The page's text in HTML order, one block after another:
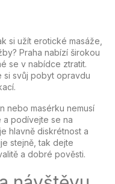
si užít erotické masáže,
Praha nabízí širokou
se v nabídce ztratit.
si svůj pobyt opravdu
nebo masérku nemusí
podívejte se na
hlavně diskrétnost a
stejně, tak dejte
a dobré pověsti.